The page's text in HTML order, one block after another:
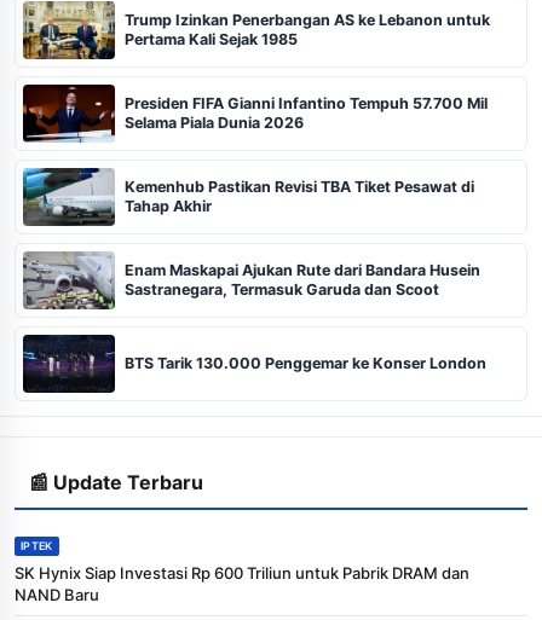
Trump Izinkan Penerbangan AS ke Lebanon untuk
Pertama Kali Sejak 1985
Presiden FIFA Gianni Infantino Tempuh 57.700 Mil
Selama Piala Dunia 2026
Kemenhub Pastikan Revisi TBA Tiket Pesawat di
Tahap Akhir
Enam Maskapai Ajukan Rute dari Bandara Husein
Sastranegara, Termasuk Garuda dan Scoot
BTS Tarik 130.000 Penggemar ke Konser London
📰 Update Terbaru
IPTEK
SK Hynix Siap Investasi Rp 600 Triliun untuk Pabrik DRAM dan
NAND Baru